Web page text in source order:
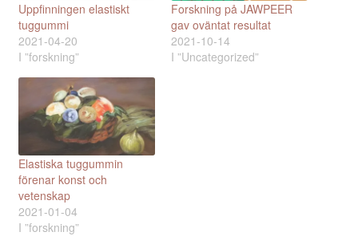
Uppfinningen elastiskt
tuggummi
2021-04-20
I ”forskning”
Forskning på JAWPEER
gav oväntat resultat
2021-10-14
I ”Uncategorized”
Elastiska tuggummin
förenar konst och
vetenskap
2021-01-04
I ”forskning”